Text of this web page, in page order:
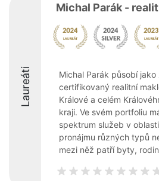
Laureáti
Michal Parák -
Michal Parák působí jako
certifikovaný realitní
Králové a celém
kraji. Ve svém portfoliu
spektrum služeb v
pronájmu různých typů
mezi něž patří byty,